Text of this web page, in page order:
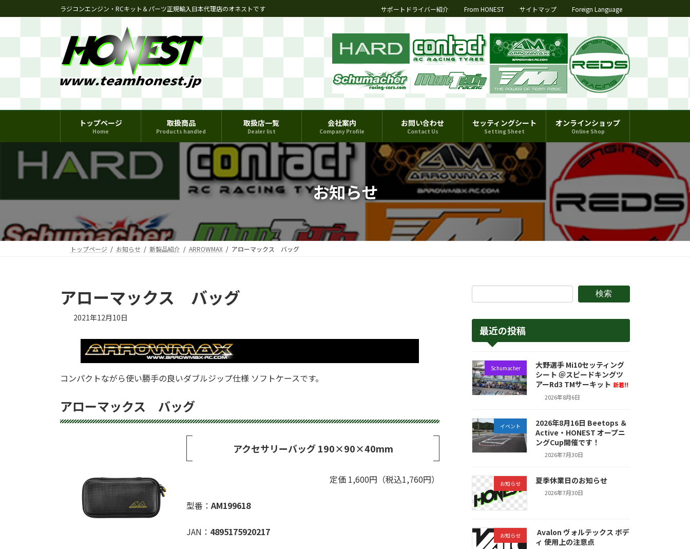
ン
ツ
ス
ビ
シ
ン
ラジコンエンジン・RCキット＆パーツ正規輸入日本代理店のオネストです サポートドライバー紹介 From HONEST サイトマップ Foreign Language
トップページ
Home
取扱商品
Products handled
取扱店一覧
Dealer list
会社案内
Company Profile
お問い合わせ
Contact Us
セッティングシート
Setting Sheet
オンラインショップ
Online Shop
お知らせ
トップページ お知らせ 新製品紹介 ARROWMAX アローマックス バッグ
アローマックス バッグ
2021年12月10日
コンパクトながら使い勝手の良いダブルジップ仕様 ソフトケースです。
アローマックス バッグ
アクセサリーバッグ 190×90×40mm
定価 1,600円（税込1,760円）
型番：AM199618
JAN： 4895175920217
検索
最近の投稿
Schumacher
大野選手 Mi10セッティング
シート ＠スピードキングツ
アーRd3 TMサーキット 新着!!
2026年8月6日
イベント
2026年8月16日 Beetops ＆
Active・HONEST オープニ
ングCup開催です！
2026年7月30日
お知らせ 夏季休業日のお知らせ
2026年7月30日
お知らせ
Avalon ヴォルテックス ボデ
ィ 使用上の注意点